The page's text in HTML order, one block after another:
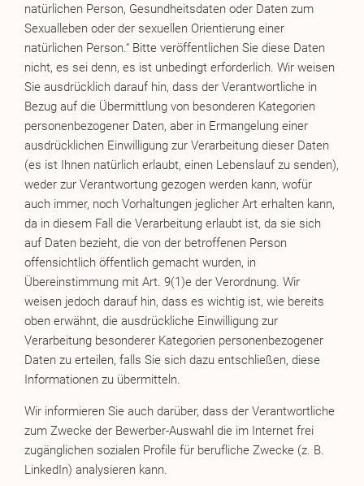
natürlichen Person, Gesundheitsdaten oder Daten zum
Sexualleben oder der sexuellen Orientierung einer
natürlichen Person.“ Bitte veröffentlichen Sie diese Daten
nicht, es sei denn, es ist unbedingt erforderlich. Wir weisen
Sie ausdrücklich darauf hin, dass der Verantwortliche in
Bezug auf die Übermittlung von besonderen Kategorien
personenbezogener Daten, aber in Ermangelung einer
ausdrücklichen Einwilligung zur Verarbeitung dieser Daten
(es ist Ihnen natürlich erlaubt, einen Lebenslauf zu senden),
weder zur Verantwortung gezogen werden kann, wofür
auch immer, noch Vorhaltungen jeglicher Art erhalten kann,
da in diesem Fall die Verarbeitung erlaubt ist, da sie sich
auf Daten bezieht, die von der betroffenen Person
offensichtlich öffentlich gemacht wurden, in
Übereinstimmung mit Art. 9(1)e der Verordnung. Wir
weisen jedoch darauf hin, dass es wichtig ist, wie bereits
oben erwähnt, die ausdrückliche Einwilligung zur
Verarbeitung besonderer Kategorien personenbezogener
Daten zu erteilen, falls Sie sich dazu entschließen, diese
Informationen zu übermitteln.
Wir informieren Sie auch darüber, dass der Verantwortliche
zum Zwecke der Bewerber-Auswahl die im Internet frei
zugänglichen sozialen Profile für berufliche Zwecke (z. B.
LinkedIn) analysieren kann.